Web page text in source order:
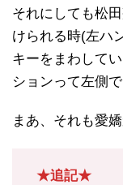
それにしても松
けられる時(左ハ
キーをまわして
ションって左側
まあ、それも愛
★追記★